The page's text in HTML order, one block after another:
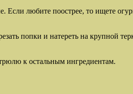
Если любите поострее, то ищете
попки и натереть на крупной
к остальным ингредиентам.